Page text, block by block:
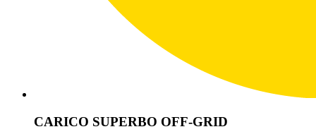
CARICO SUPERBO OFF-GRID